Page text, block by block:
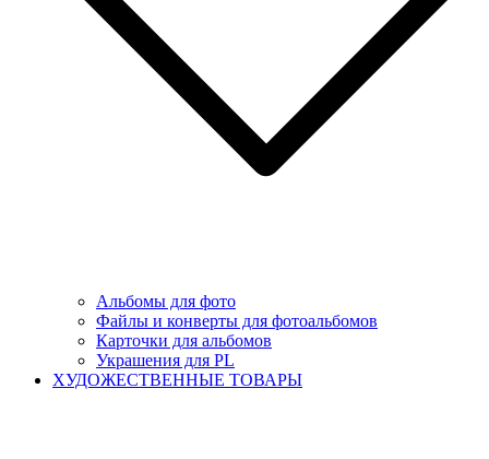
Альбомы для фото
Файлы и конверты для фотоальбомов
Карточки для альбомов
Украшения для PL
ХУДОЖЕСТВЕННЫЕ ТОВАРЫ